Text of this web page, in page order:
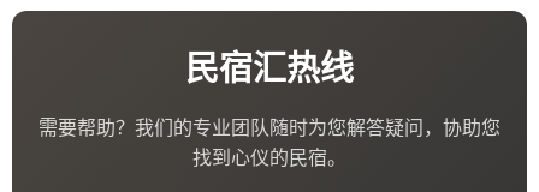
民宿汇热线
需要帮助？我们的专业团队随时为您解答疑问，协助您
找到心仪的民宿。